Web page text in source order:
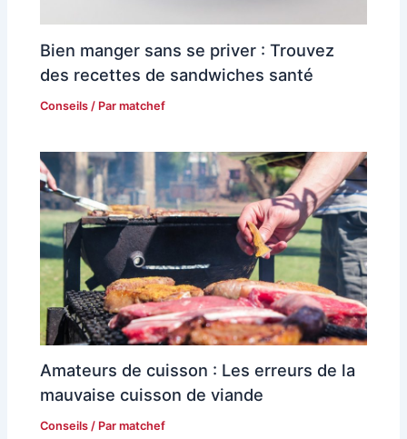
Bien manger sans se priver : Trouvez
des recettes de sandwiches santé
Conseils / Parmatchef
Amateurs de cuisson : Les erreurs de la
mauvaise cuisson de viande
Conseils / Parmatchef